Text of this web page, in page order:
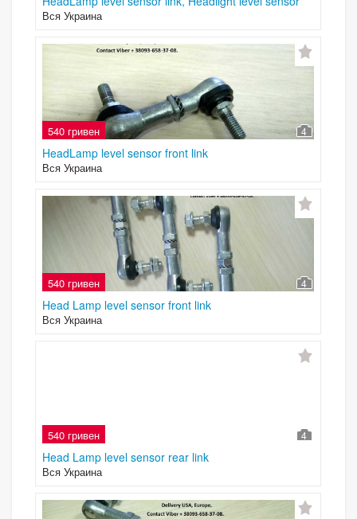
Вся Украина
540 гривен 4
HeadLamp level sensor front link
Вся Украина
540 гривен 4
Head Lamp level sensor front link
Вся Украина
540 гривен 4
Head Lamp level sensor rear link
Вся Украина